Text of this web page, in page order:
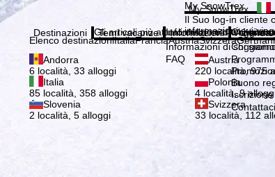
Iscrizione
My SnowTrex
My SnowTrex
Il Suo log-in cliente
informazioni sui
Si
Destinazioni
Elenco destinazioniItaliaFranciaAustriaSvizzera
Andorra
6 località, 33 alloggi
Austria
220 località, 975
Italia
85 località, 358 alloggi
Polonia
4 località, 9
Slovenia
2 località, 5 alloggi
Svizzera
33 località, 112
Temi vacanze
Gli articoli più attuali della nostra rivista
Informazioni
Informazioni di
Informazioni di
FAQ
Azienda
Chi siamo
Chi siamo
Buono
Contattaci